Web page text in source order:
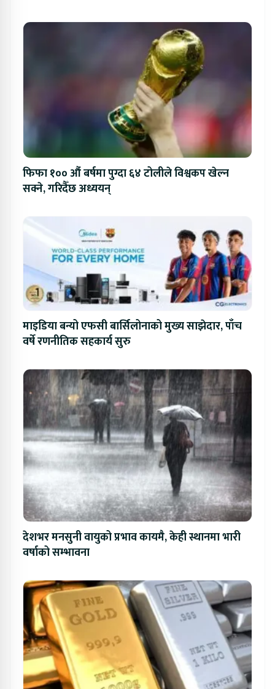
फिफा १०० औं बर्षमा पुग्दा ६४ टोलीले विश्वकप खेल्न
सक्ने, गरिदैँछ अध्ययन्
माइडिया बन्यो एफसी बार्सिलोनाको मुख्य साझेदार, पाँच
वर्षे रणनीतिक सहकार्य सुरु
देशभर मनसुनी वायुको प्रभाव कायमै, केही स्थानमा भारी
वर्षाको सम्भावना